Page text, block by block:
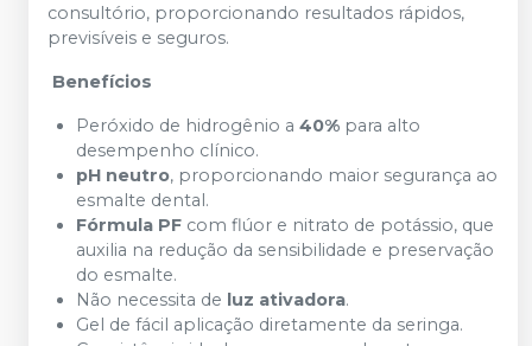
consultório, proporcionando resultados rápidos,
previsíveis e seguros.
Benefícios
Peróxido de hidrogênio a 40% para alto
desempenho clínico.
pH neutro, proporcionando maior segurança ao
esmalte dental.
Fórmula PF com flúor e nitrato de potássio, que
auxilia na redução da sensibilidade e preservação
do esmalte.
Não necessita de luz ativadora.
Gel de fácil aplicação diretamente da seringa.